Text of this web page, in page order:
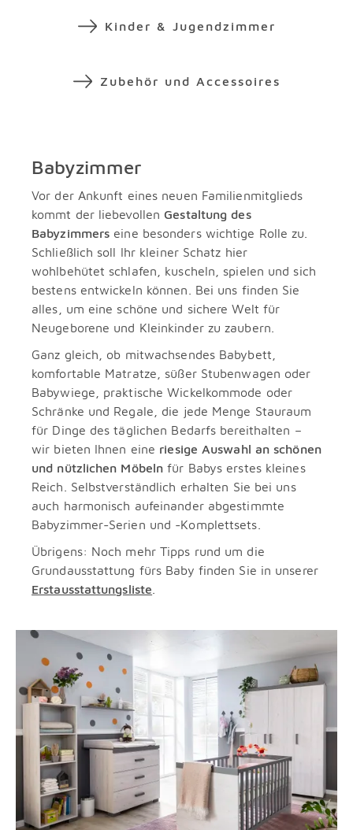
Kinder & Jugendzimmer
Zubehör und Accessoires
Babyzimmer
Vor der Ankunft eines neuen Familienmitglieds
kommt der liebevollen Gestaltung des
Babyzimmers eine besonders wichtige Rolle zu.
Schließlich soll Ihr kleiner Schatz hier
wohlbehütet schlafen, kuscheln, spielen und sich
bestens entwickeln können. Bei uns finden Sie
alles, um eine schöne und sichere Welt für
Neugeborene und Kleinkinder zu zaubern.
Ganz gleich, ob mitwachsendes Babybett,
komfortable Matratze, süßer Stubenwagen oder
Babywiege, praktische Wickelkommode oder
Schränke und Regale, die jede Menge Stauraum
für Dinge des täglichen Bedarfs bereithalten –
wir bieten Ihnen eine riesige Auswahl an schönen
und nützlichen Möbeln für Babys erstes kleines
Reich. Selbstverständlich erhalten Sie bei uns
auch harmonisch aufeinander abgestimmte
Babyzimmer-Serien und -Komplettsets.
Übrigens: Noch mehr Tipps rund um die
Grundausstattung fürs Baby finden Sie in unserer
Erstausstattungsliste